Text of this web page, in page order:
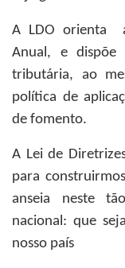
A LDO orienta
Anual, e dispõe
tributária, ao
política de
de fomento.
A Lei de
para
anseia neste
nacional: que
nosso país